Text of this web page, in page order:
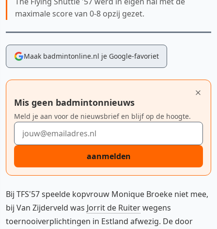
maximale score van 0-8 opzij gezet.
Maak badmintonline.nl je Google-favoriet
Mis geen badmintonnieuws
Meld je aan voor de nieuwsbrief en blijf op de hoogte.
E-mailadres
aanmelden
Bij TFS'57 speelde kopvrouw Monique Broeke niet mee,
bij Van Zijderveld was Jorrit de Ruiterwegens
toernooiverplichtingen in Estland afwezig. De door